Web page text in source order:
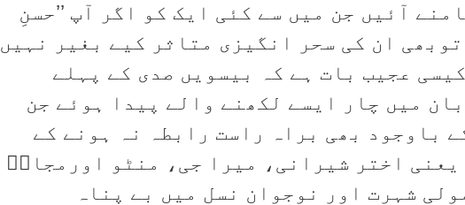
آئیں جن میں سے کئی ایک کو اگر آپ ’’حسنِ
توبھی ان کی سحر انگیزی متاثر کیے بغیر نہیں
عجیب بات ہے کہ بیسویں صدی کے پہلے
میں چار ایسے لکھنے والے پیدا ہوئے جن
باوجود بھی براہ راست رابطہ نہ ہونے کے
یعنی اختر شیرانی، میرا جی، منٹو اورمجازؔ
شہرت اور نوجوان نسل میں بے پناہ